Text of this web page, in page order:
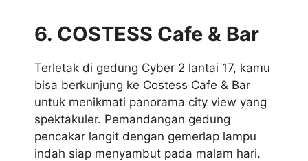
6. COSTESS Cafe & Bar
Terletak di gedung Cyber 2 lantai 17, kamu
bisa berkunjung ke Costess Cafe & Bar
untuk menikmati panorama city view yang
spektakuler. Pemandangan gedung
pencakar langit dengan gemerlap lampu
indah siap menyambut pada malam hari.